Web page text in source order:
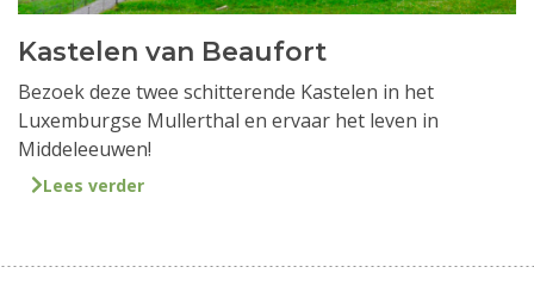
Kastelen van Beaufort
Bezoek deze twee schitterende Kastelen in het
Luxemburgse Mullerthal en ervaar het leven in
Middeleeuwen!
Lees verder